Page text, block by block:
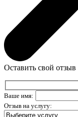
Оставить свой отзыв
Ваше имя:
Отзыв на услугу: